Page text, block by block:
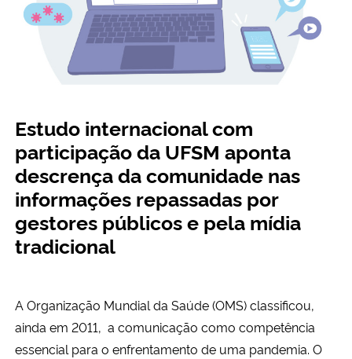
Controladoria-Geral da União
Ministério da Mulher, da Família e dos Direitos Humanos
Secretaria de Governo
Gabinete de Segurança Institucional
Advocacia-Geral da União
Planalto
Estudo internacional com
participação da UFSM aponta
descrença da comunidade nas
informações repassadas por
gestores públicos e pela mídia
tradicional
A Organização Mundial da Saúde (OMS) classificou,
ainda em 2011, a comunicação como competência
essencial para o enfrentamento de uma pandemia. O